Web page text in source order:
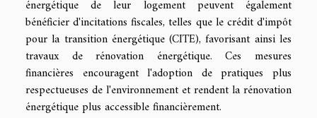
énergétique de leur logement peuvent également
bénéficier d'incitations fiscales, telles que le crédit d'impôt
pour la transition énergétique (CITE), favorisant ainsi les
travaux de rénovation énergétique. Ces mesures
financières encouragent l'adoption de pratiques plus
respectueuses de l'environnement et rendent la rénovation
énergétique plus accessible financièrement.